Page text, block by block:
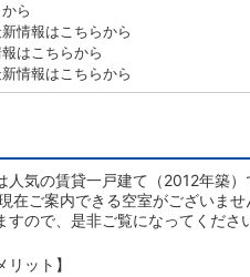
ら
情報はこちらから
はこちらから
情報はこちらから
気の賃貸一戸建て（2012年築）
ご案内できる空室がございませ
ので、是非ご覧になってくださ
ット】